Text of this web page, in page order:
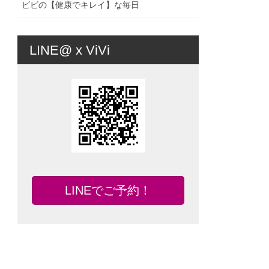
ビビの【健康でキレイ】な毎日
LINE@ x ViVi
LINEでご予約！